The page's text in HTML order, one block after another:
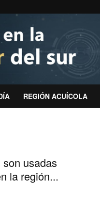
REGIÓN ACUÍCOLA
usadas
la región...